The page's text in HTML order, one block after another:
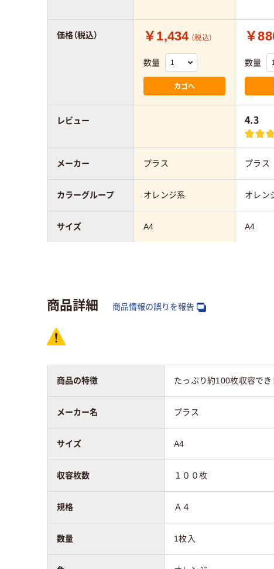
￥1,434 （税込）
数量
カゴへ
￥
数量
4.3
プラス プラス
オレンジ系 オレン
A4 A4
価格（税込）
レビュー
メーカー
カラーグループ
サイズ
商品詳細 商品情報の誤りを報告
商品の特徴 たっぷり約100枚収容でき
メーカー名 プラス
サイズ A4
収容枚数 １００枚
規格 Ａ４
数量 1枚入